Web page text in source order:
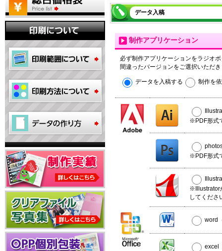
データ入稿
制作アプリケーション
必ず制作アプリケーションをラジオ
間違ったバージョンをご選択いただ
データを入稿する 制作を
※PDF形式
※PDF形式
※Illustrator
してくださ
word
excel